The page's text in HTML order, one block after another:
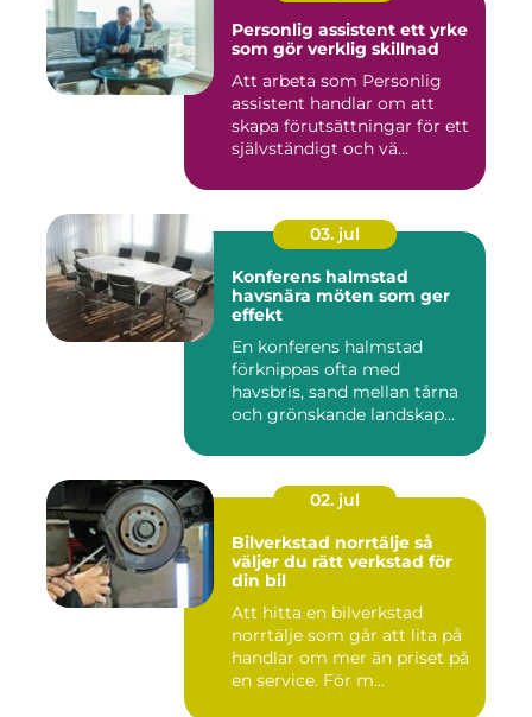
Personlig assistent ett yrke
som gör verklig skillnad
Att arbeta som Personlig
assistent handlar om att
skapa förutsättningar för ett
självständigt och vä...
03. jul
Konferens halmstad
havsnära möten som ger
effekt
En konferens halmstad
förknippas ofta med
havsbris, sand mellan tårna
och grönskande landskap
02. jul
Bilverkstad norrtälje så
väljer du rätt verkstad för
din bil
Att hitta en bilverkstad
norrtälje som går att lita på
handlar om mer än priset på
en service. För m...